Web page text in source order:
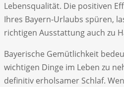
Lebensqualität. Die positiven
Ihres Bayern-Urlaubs spüren,
richtigen Ausstattung auch zu
Bayerische Gemütlichkeit
wichtigen Dinge im Leben zu
definitiv erholsamer Schlaf.